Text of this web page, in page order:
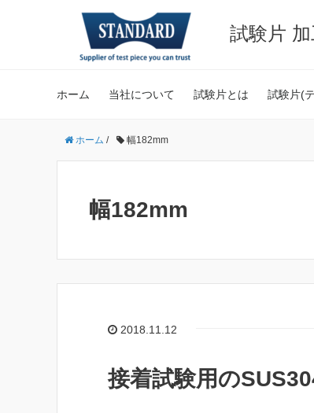
試験片 加
ホーム 当社について 試験片とは 試験片(
ホーム / 幅182mm
幅182mm
2018.11.12
接着試験用の